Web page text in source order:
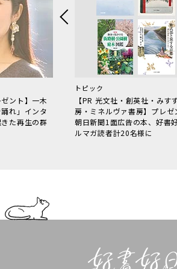
ント】一木
れ」インタ
た再生の群
トピック
【PR 光文社・創英社・みす
房・ミネルヴァ書房】プレゼ
朝日新聞1面広告の本、好書
ルマガ読者計20名様に